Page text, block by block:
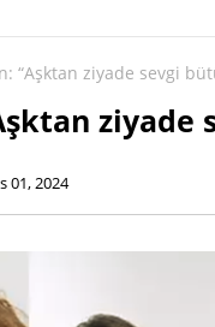
“Aşktan ziyade sevgi
01, 2024